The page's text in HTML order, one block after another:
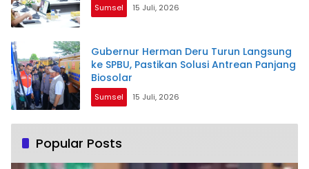
Sumsel 15 Juli, 2026
Gubernur Herman Deru Turun Langsung
ke SPBU, Pastikan Solusi Antrean Panjang
Biosolar
Sumsel 15 Juli, 2026
Popular Posts